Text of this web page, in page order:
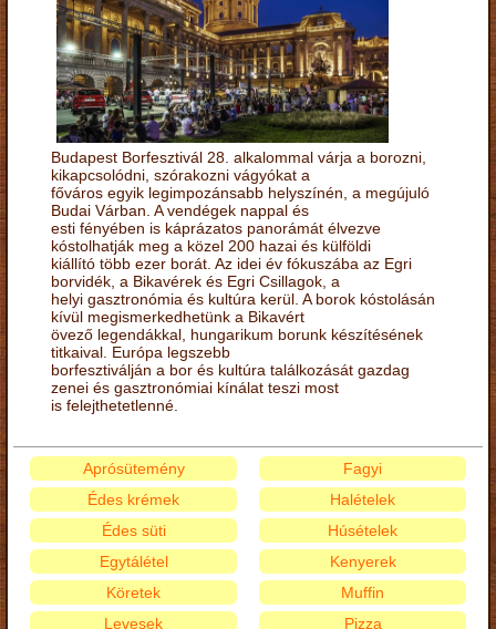
Budapest Borfesztivál 28. alkalommal várja a borozni,
kikapcsolódni, szórakozni vágyókat a
főváros egyik legimpozánsabb helyszínén, a megújuló
Budai Várban. A vendégek nappal és
esti fényében is káprázatos panorámát élvezve
kóstolhatják meg a közel 200 hazai és külföldi
kiállító több ezer borát. Az idei év fókuszába az Egri
borvidék, a Bikavérek és Egri Csillagok, a
helyi gasztronómia és kultúra kerül. A borok kóstolásán
kívül megismerkedhetünk a Bikavért
övező legendákkal, hungarikum borunk készítésének
titkaival. Európa legszebb
borfesztiválján a bor és kultúra találkozását gazdag
zenei és gasztronómiai kínálat teszi most
is felejthetetlenné.
Aprósütemény
Édes krémek
Édes süti
Egytálétel
Fagyi
Halételek
Húsételek
Kenyerek
Köretek
Levesek
Muffin
Pizza